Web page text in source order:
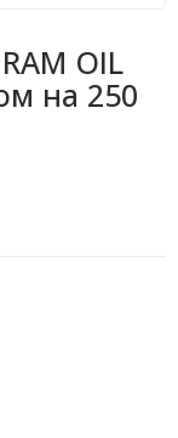
OIL
на 250